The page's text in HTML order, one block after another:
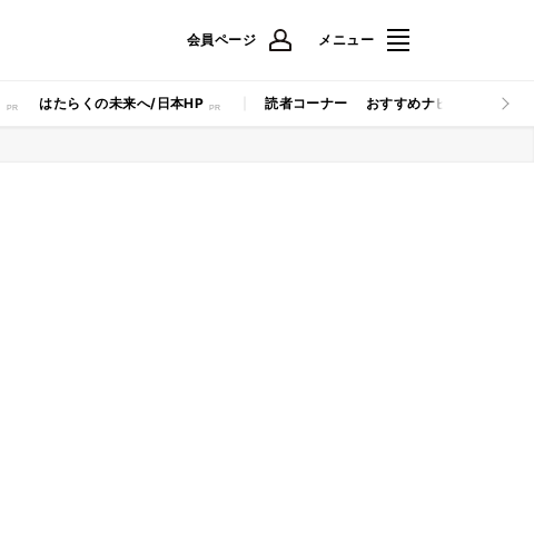
会員ページ メニュー
はたらくの未来へ/日本HP 読者コーナー おすすめナビ マイナビ